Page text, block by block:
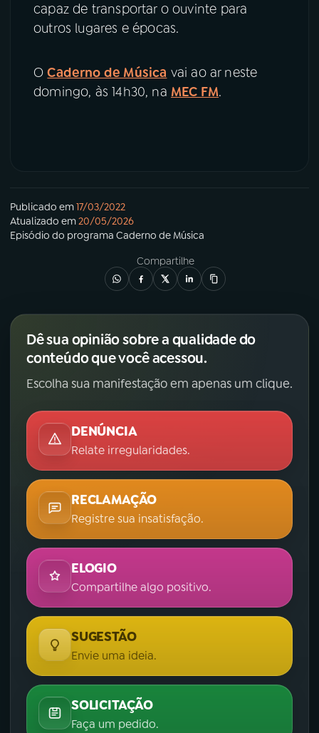
capaz de transportar o ouvinte para
outros lugares e épocas.
OCaderno de Música vai ao ar neste
domingo, às 14h30, na MEC FM.
Publicado em17/03/2022
Atualizado em20/05/2026
Episódio do programa Caderno de Música
Compartilhe
Dê sua opinião sobre a qualidade do
conteúdo que você acessou.
Escolha sua manifestação em apenas um clique.
DENÚNCIA
Relate irregularidades.
RECLAMAÇÃO
Registre sua insatisfação.
ELOGIO
Compartilhe algo positivo.
SUGESTÃO
Envie uma ideia.
SOLICITAÇÃO
Faça um pedido.